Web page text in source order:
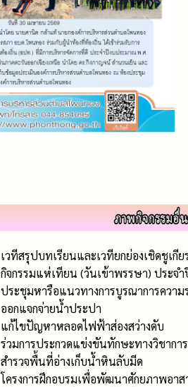
เวทีสรุปบทเรียนและเวทียกย่องเชิดชูเ
กิจกรรมแห่เทียน (วันเข้าพรรษา) ประจ
ประชุมหารือแนวทางการบูรณาการควา
ออกแจกจ่ายน้ำประปา
แก้ไขปัญหาหลอดไฟฟ้าส่องสว่างดับ
ร่วมการประกวดแข่งขันทักษะทางวิชาก
สำรวจพื้นที่อ่างเก็บน้ำหินลับมีด
โครงการฝึกอบรมเพื่อพัฒนาศักยภาพอา